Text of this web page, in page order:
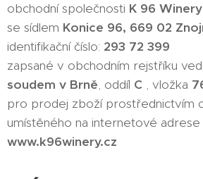
obchodní společnosti K 96
se sídlem Konice 96, 669 02
identifikační číslo: 293 72 399
zapsané v obchodním rejstříku
soudem v Brně, oddíl C , vložka
pro prodej zboží prostřednictvím
umístěného na internetové adrese
www.k96winery.cz